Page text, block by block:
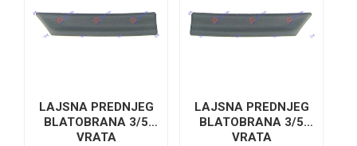
LAJSNA PREDNJEG
BLATOBRANA 3/5
VRATA
LAJSNA PREDNJEG
BLATOBRANA 3/5
VRATA